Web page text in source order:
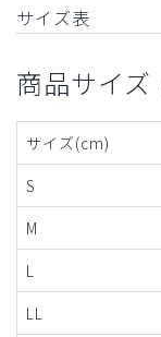
サイズ表
商品サイズ
サイズ(cm)
S
M
L
LL